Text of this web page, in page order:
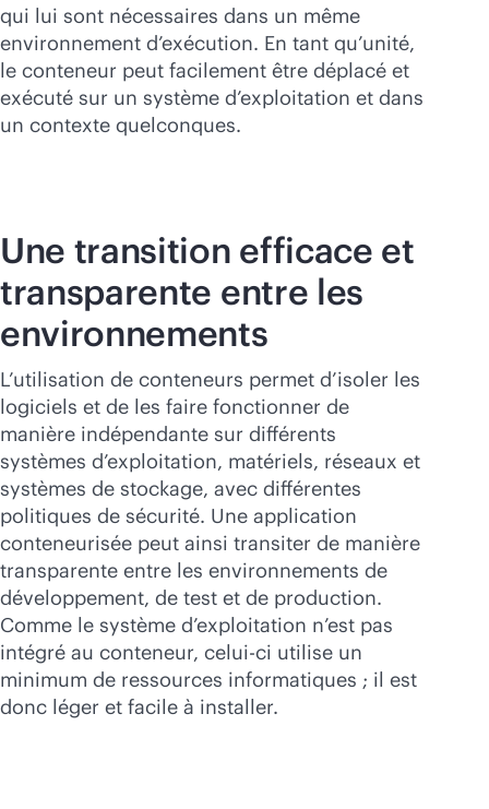
Acheter maintenant
qui lui sont nécessaires dans un même
environnement d’exécution. En tant qu’unité,
le conteneur peut facilement être déplacé et
exécuté sur un système d’exploitation et dans
un contexte quelconques.
Une transition efficace et
transparente entre les
environnements
L’utilisation de conteneurs permet d’isoler les
logiciels et de les faire fonctionner de
manière indépendante sur différents
systèmes d’exploitation, matériels, réseaux et
systèmes de stockage, avec différentes
politiques de sécurité. Une application
conteneurisée peut ainsi transiter de manière
transparente entre les environnements de
développement, de test et de production.
Comme le système d’exploitation n’est pas
intégré au conteneur, celui-ci utilise un
minimum de ressources informatiques ; il est
donc léger et facile à installer.